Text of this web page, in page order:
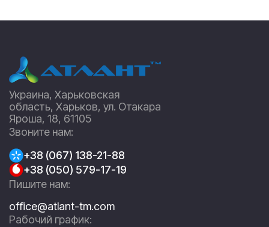
Украина, Харьковская
область, Харьков, ул. Отакара
Яроша, 18, 61105
Звоните нам:
+38 (067) 138-21-88
+38 (050) 579-17-19
Пишите нам:
office@atlant-tm.com
Рабочий график: